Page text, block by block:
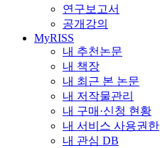
연구보고서
공개강의
MyRISS
내 추천논문
내 책장
내 최근 본 논문
내 저작물관리
내 구매·신청 현황
내 서비스 사용권한
내 관심 DB